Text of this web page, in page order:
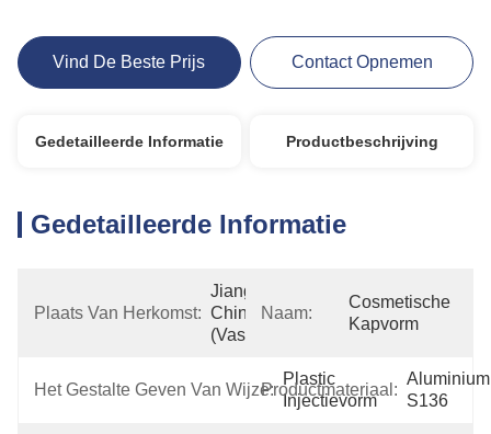
Vind De Beste Prijs Contact Opnemen
Gedetailleerde Informatie Productbeschrijving
Gedetailleerde Informatie
Plaats Van Herkomst:
Jiangsu,
China
(Vasteland)
Naam:
Cosmetische
Kapvorm
Het Gestalte Geven Van Wijze:
Plastic
Injectievorm
Productmateriaal:
Aluminium
S136